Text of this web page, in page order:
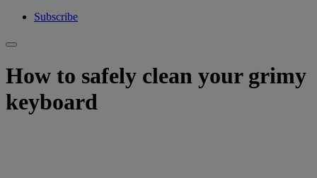
Subscribe
How to safely clean your grimy
keyboard